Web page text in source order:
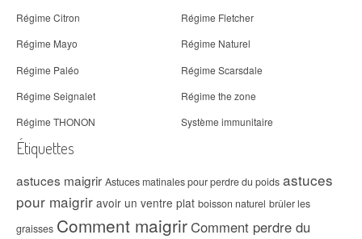
Régime Citron
Régime Fletcher
Régime Mayo
Régime Naturel
Régime Paléo
Régime Scarsdale
Régime Seignalet
Régime the zone
Régime THONON
Système immunitaire
Étiquettes
astuces maigrir Astuces matinales pour perdre du poids astuces
pour maigrir avoir un ventre plat boisson naturel brûler les
graisses Comment maigrirComment perdre du